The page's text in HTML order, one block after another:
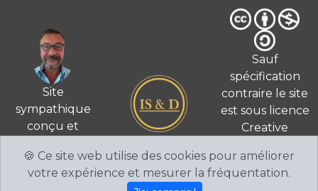
Site
sympathique
conçu et
par Fabien de
Silvestre
© 2026
Sauf
spécification
contraire le site
est sous licence
Creative
International
CC BY-NC-
🍪 Ce site web utilise des cookies pour améliorer
votre expérience et mesurer la fréquentation.